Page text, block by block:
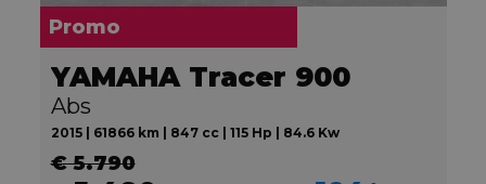
Promo
YAMAHA Tracer 900
Abs
2015 | 61866 km | 847 cc | 115 Hp | 84.6 Kw
€ 5.790